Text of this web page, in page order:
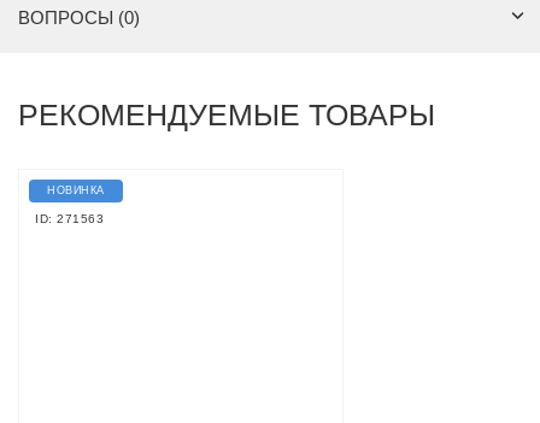
ВОПРОСЫ (0)
РЕКОМЕНДУЕМЫЕ ТОВАРЫ
НОВИНКА
ID: 271563